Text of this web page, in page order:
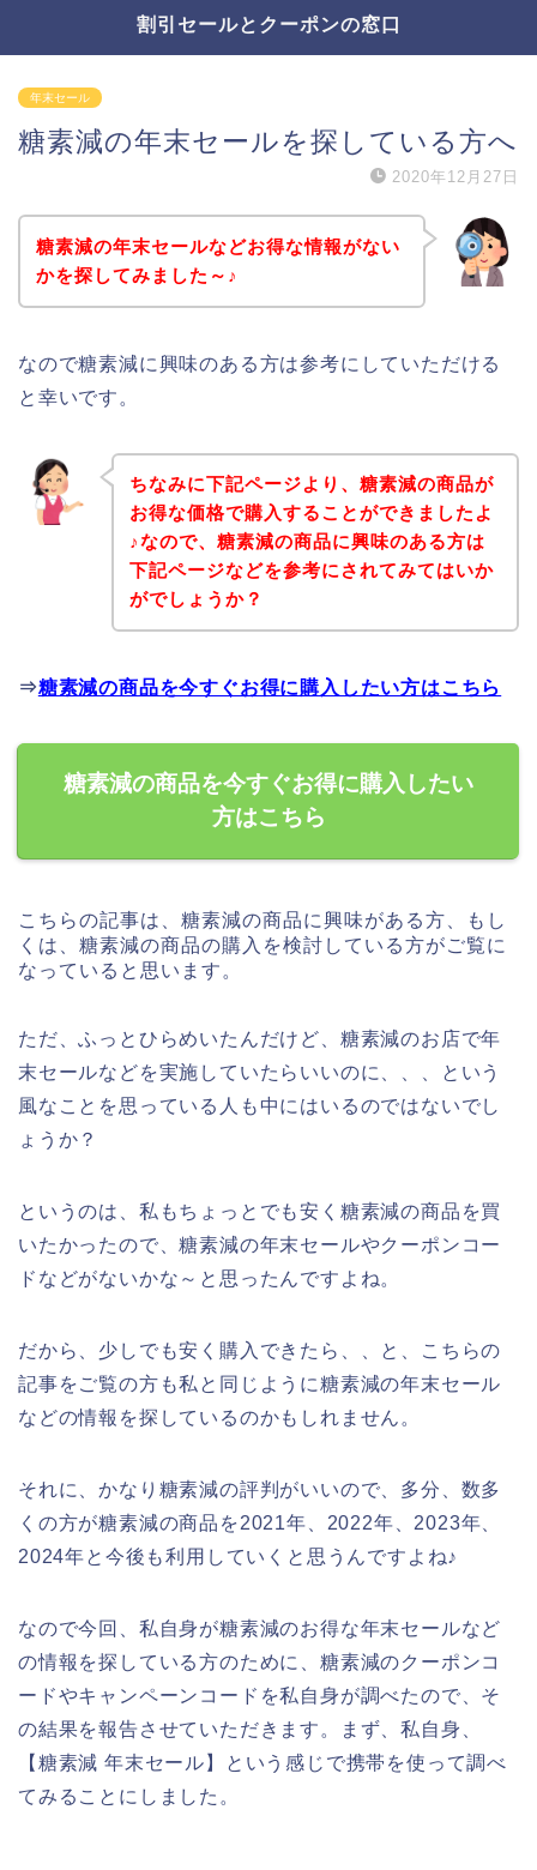
割引セールとクーポンの窓口
年末セール
糖素減の年末セールを探している方へ
2020年12月27日
糖素減の年末セールなどお得な情報がない
かを探してみました～♪
なので糖素減に興味のある方は参考にしていただける
と幸いです。
ちなみに下記ページより、糖素減の商品が
お得な価格で購入することができましたよ
♪なので、糖素減の商品に興味のある方は
下記ページなどを参考にされてみてはいか
がでしょうか？
⇒糖素減の商品を今すぐお得に購入したい方はこちら
糖素減の商品を今すぐお得に購入したい
方はこちら
こちらの記事は、糖素減の商品に興味がある方、もし
くは、糖素減の商品の購入を検討している方がご覧に
なっていると思います。
ただ、ふっとひらめいたんだけど、糖素減のお店で年
末セールなどを実施していたらいいのに、、、という
風なことを思っている人も中にはいるのではないでし
ょうか？
というのは、私もちょっとでも安く糖素減の商品を買
いたかったので、糖素減の年末セールやクーポンコー
ドなどがないかな～と思ったんですよね。
だから、少しでも安く購入できたら、、と、こちらの
記事をご覧の方も私と同じように糖素減の年末セール
などの情報を探しているのかもしれません。
それに、かなり糖素減の評判がいいので、多分、数多
くの方が糖素減の商品を2021年、2022年、2023年、
2024年と今後も利用していくと思うんですよね♪
なので今回、私自身が糖素減のお得な年末セールなど
の情報を探している方のために、糖素減のクーポンコ
ードやキャンペーンコードを私自身が調べたので、そ
の結果を報告させていただきます。まず、私自身、
【糖素減 年末セール】という感じで携帯を使って調べ
てみることにしました。